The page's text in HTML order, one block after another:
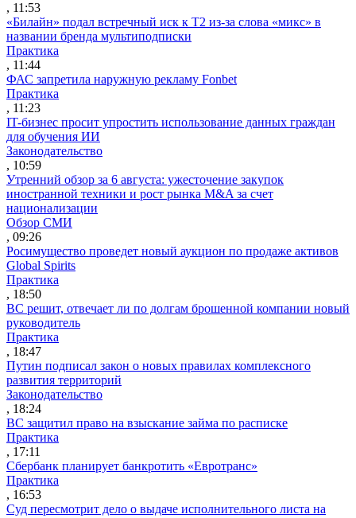
, 11:53
«Билайн» подал встречный иск к Т2 из-за слова «микс» в
названии бренда мультиподписки
Практика
, 11:44
ФАС запретила наружную рекламу Fonbet
Практика
, 11:23
IT-бизнес просит упростить использование данных граждан
для обучения ИИ
Законодательство
, 10:59
Утренний обзор за 6 августа: ужесточение закупок
иностранной техники и рост рынка M&A за счет
национализации
Обзор СМИ
, 09:26
Росимущество проведет новый аукцион по продаже активов
Global Spirits
Практика
, 18:50
ВС решит, отвечает ли по долгам брошенной компании новый
руководитель
Практика
, 18:47
Путин подписал закон о новых правилах комплексного
развития территорий
Законодательство
, 18:24
ВС защитил право на взыскание займа по расписке
Практика
, 17:11
Сбербанк планирует банкротить «Евротранс»
Практика
, 16:53
Суд пересмотрит дело о выдаче исполнительного листа на